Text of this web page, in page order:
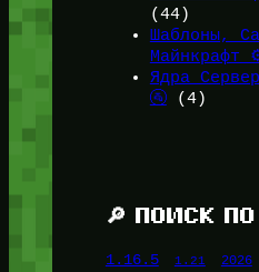
(44)
Шаблоны,
Майнкрафт
Ядра
🚰(4)
🔎 ПОИСК
1.16.5 1.21 2026